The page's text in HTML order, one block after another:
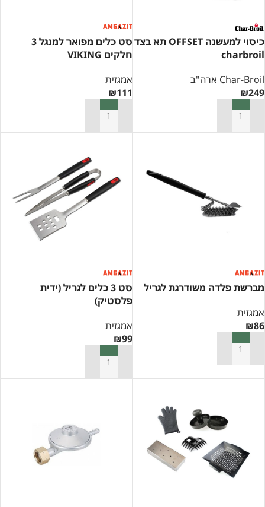
כיסוי למעשנה OFFSET תא בצד
charbroil
Char-Broil ארה"ב
₪249
הוספה לסל
סט כלים מפואר למנגל 3
חלקים VIKING
אמגזית
₪111
הוספה לסל
מברשת פלדה משודרגת לגריל
אמגזית
₪86
הוספה לסל
סט 3 כלים לגריל (ידית
פלסטיק)
אמגזית
₪99
הוספה לסל